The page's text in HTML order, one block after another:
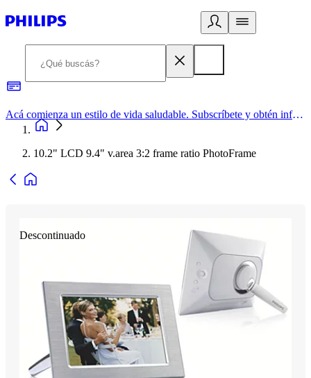
Acá comienza un estilo de vida saludable. Subscríbete y obtén información de primera mano
10.2" LCD 9.4" v.area 3:2 frame ratio PhotoFrame
Descontinuado